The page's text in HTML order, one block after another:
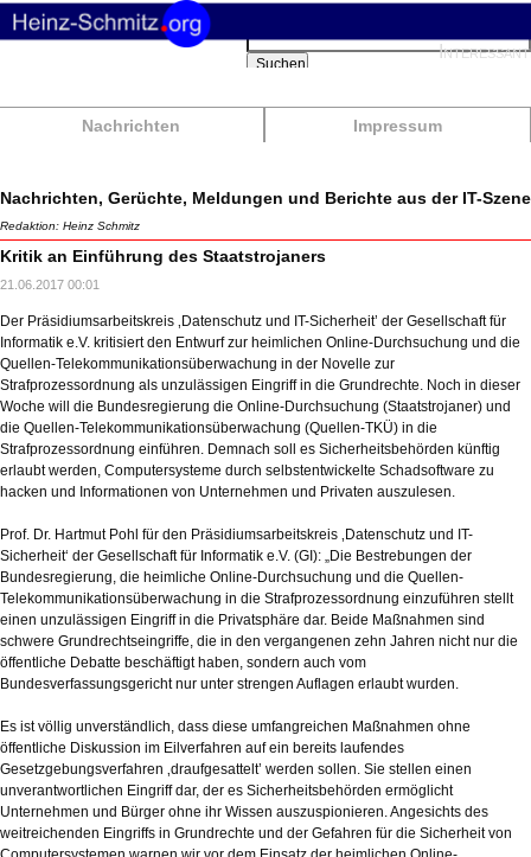
Nachrichten Impressum
Suchbegriffe
Suchen
Nachrichten, Gerüchte, Meldungen und Berichte aus der IT-Szene
Redaktion: Heinz Schmitz
Kritik an Einführung des Staatstrojaners
21.06.2017 00:01
Der Präsidiumsarbeitskreis ‚Datenschutz und IT-Sicherheit’ der Gesellschaft für
Informatik e.V. kritisiert den Entwurf zur heimlichen Online-Durchsuchung und die
Quellen-Telekommunikationsüberwachung in der Novelle zur
Strafprozessordnung als unzulässigen Eingriff in die Grundrechte. Noch in dieser
Woche will die Bundesregierung die Online-Durchsuchung (Staatstrojaner) und
die Quellen-Telekommunikationsüberwachung (Quellen-TKÜ) in die
Strafprozessordnung einführen. Demnach soll es Sicherheitsbehörden künftig
erlaubt werden, Computersysteme durch selbstentwickelte Schadsoftware zu
hacken und Informationen von Unternehmen und Privaten auszulesen.
Prof. Dr. Hartmut Pohl für den Präsidiumsarbeitskreis ‚Datenschutz und IT-
Sicherheit‘ der Gesellschaft für Informatik e.V. (GI): „Die Bestrebungen der
Bundesregierung, die heimliche Online-Durchsuchung und die Quellen-
Telekommunikationsüberwachung in die Strafprozessordnung einzuführen stellt
einen unzulässigen Eingriff in die Privatsphäre dar. Beide Maßnahmen sind
schwere Grundrechtseingriffe, die in den vergangenen zehn Jahren nicht nur die
öffentliche Debatte beschäftigt haben, sondern auch vom
Bundesverfassungsgericht nur unter strengen Auflagen erlaubt wurden.
Es ist völlig unverständlich, dass diese umfangreichen Maßnahmen ohne
öffentliche Diskussion im Eilverfahren auf ein bereits laufendes
Gesetzgebungsverfahren ‚draufgesattelt’ werden sollen. Sie stellen einen
unverantwortlichen Eingriff dar, der es Sicherheitsbehörden ermöglicht
Unternehmen und Bürger ohne ihr Wissen auszuspionieren. Angesichts des
weitreichenden Eingriffs in Grundrechte und der Gefahren für die Sicherheit von